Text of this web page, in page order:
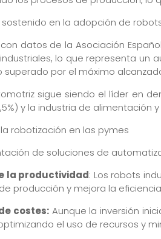
en la adopción de
datos de la Asociación
lo que representa un
superado por el máximo
sigue siendo el líder en
y la industria de alimentación
robotización en las pymes
de soluciones de
la productividad: Los robots
producción y mejora la
costes:Aunque la inversión
el uso de recursos y